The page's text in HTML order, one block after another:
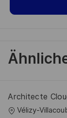
Architecte
O Vélizy-